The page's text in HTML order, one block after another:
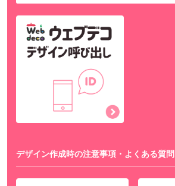
デザイン作成時の注意事項・よくある質問